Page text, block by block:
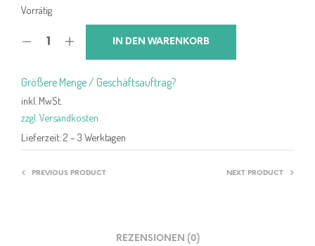
8,99 € 7,99 €.
Vorrätig
IN DEN WARENKORB
Größere Menge / Geschäftsauftrag?
inkl. MwSt.
zzgl. Versandkosten
Lieferzeit: 2 – 3 Werktagen
PREVIOUS PRODUCT NEXT PRODUCT
REZENSIONEN (0)